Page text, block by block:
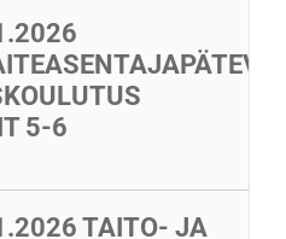
5-6
TAITO- JA